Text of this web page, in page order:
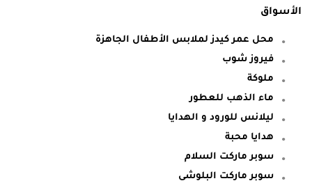
الأسواق
محل عمر كيدز لملابس الأطفال الجاهزة
فيروز شوب
ملوكة
ماء الذهب للعطور
ليلانس للورود و الهدايا
هدايا محبة
سوبر ماركت السلام
سوبر ماركت البلوشي